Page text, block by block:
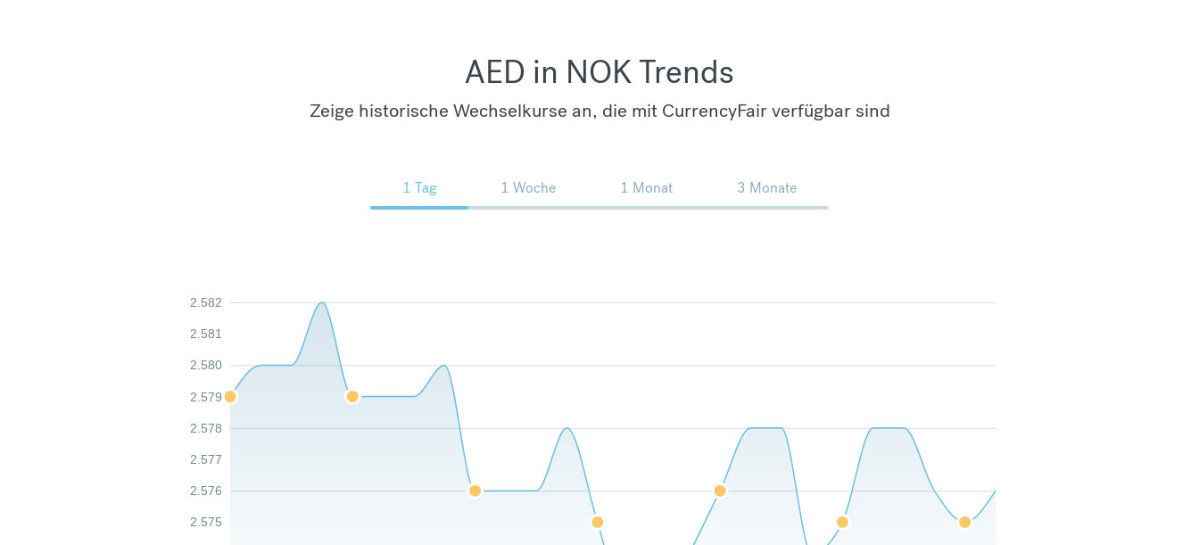
AED in NOK Trends
Zeige historische Wechselkurse an, die mit CurrencyFair verfügbar sind
1 Tag 1 Woche 1 Monat 3 Monate
2.575
2.576
2.577
2.578
2.579
2.580
2.581
2.582